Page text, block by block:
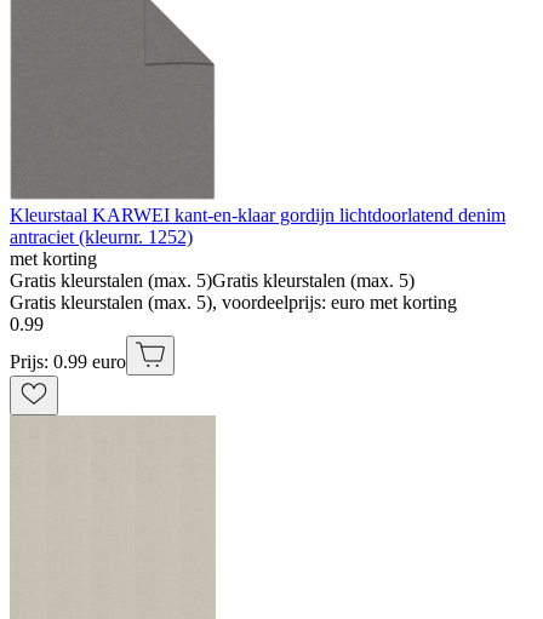
Kleurstaal KARWEI kant-en-klaar gordijn lichtdoorlatend denim
antraciet (kleurnr. 1252)
met korting
Gratis kleurstalen (max. 5)Gratis kleurstalen (max. 5)
Gratis kleurstalen (max. 5), voordeelprijs: euro met korting
0.99
Prijs: 0.99 euro